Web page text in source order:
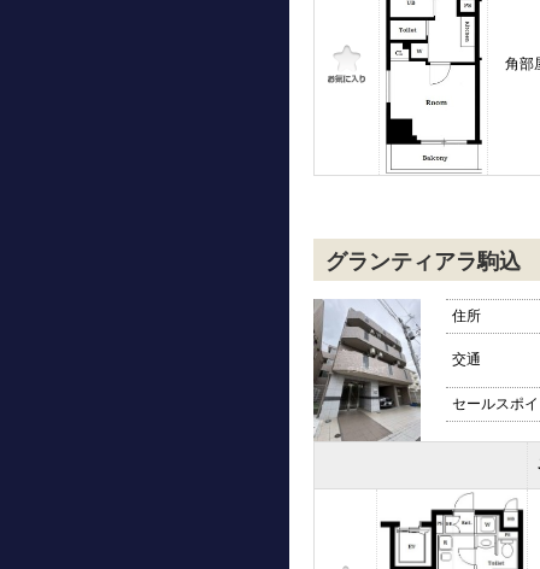
角部
グランティアラ駒込
住所
交通
セールスポ